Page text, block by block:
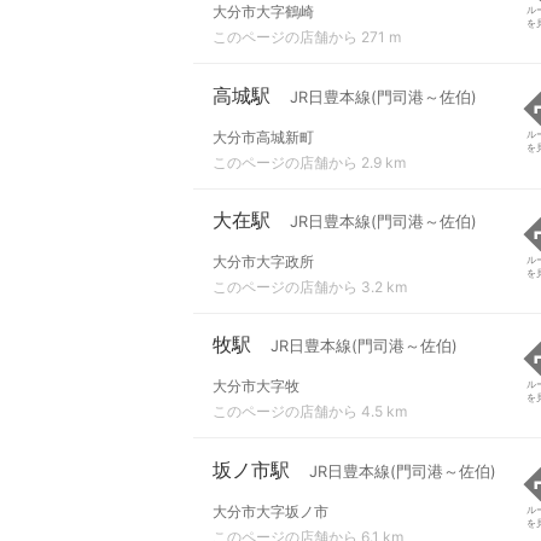
大分市大字鶴崎
このページの店舗から 271 m
ル
を
高城駅 JR日豊本線(門司港～佐伯)
大分市高城新町
このページの店舗から 2.9 km
ル
を
大在駅 JR日豊本線(門司港～佐伯)
大分市大字政所
このページの店舗から 3.2 km
ル
を
牧駅 JR日豊本線(門司港～佐伯)
大分市大字牧
このページの店舗から 4.5 km
ル
を
坂ノ市駅 JR日豊本線(門司港～佐伯)
大分市大字坂ノ市
このページの店舗から 6.1 km
ル
を